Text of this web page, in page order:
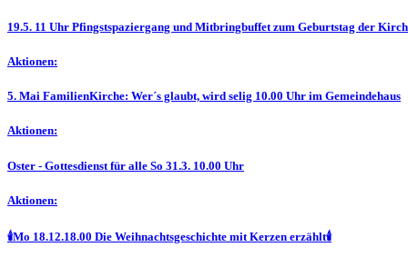
19.5. 11 Uhr Pfingstspaziergang und Mitbringbuffet zum Geburtstag der
Aktionen:
5. Mai FamilienKirche: Wer´s glaubt, wird selig 10.00 Uhr im Gemeindehaus
Aktionen:
Oster - Gottesdienst für alle So 31.3. 10.00 Uhr
Aktionen:
🕯️Mo 18.12.18.00 Die Weihnachtsgeschichte mit Kerzen erzählt🕯️